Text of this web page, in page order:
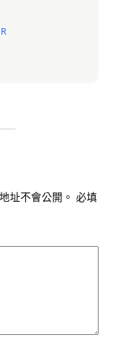
址不會公開。 必填